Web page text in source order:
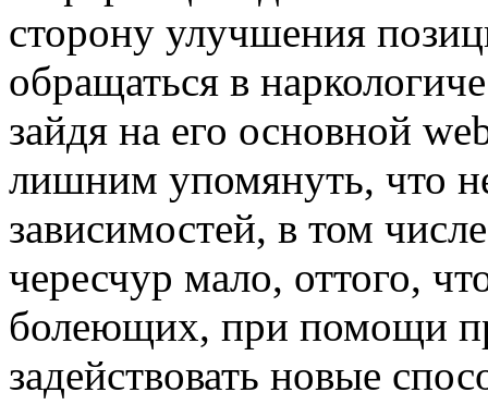
сторону улучшения
обращаться в
зайдя на его основной
лишним упомянуть, что
зависимостей, в том
чересчур мало, оттого,
болеющих, при помощи
задействовать новые